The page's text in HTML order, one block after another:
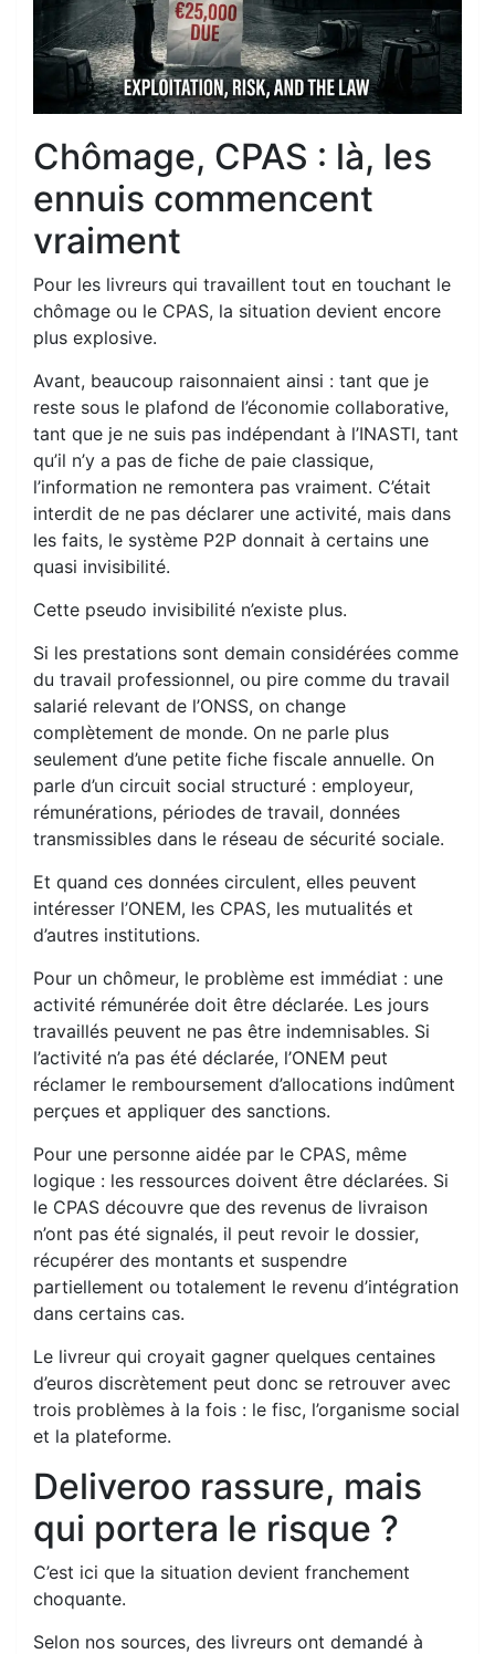
Chômage, CPAS : là, les
ennuis commencent
vraiment
Pour les livreurs qui travaillent tout en touchant le
chômage ou le CPAS, la situation devient encore
plus explosive.
Avant, beaucoup raisonnaient ainsi : tant que je
reste sous le plafond de l’économie collaborative,
tant que je ne suis pas indépendant à l’INASTI, tant
qu’il n’y a pas de fiche de paie classique,
l’information ne remontera pas vraiment. C’était
interdit de ne pas déclarer une activité, mais dans
les faits, le système P2P donnait à certains une
quasi invisibilité.
Cette pseudo invisibilité n’existe plus.
Si les prestations sont demain considérées comme
du travail professionnel, ou pire comme du travail
salarié relevant de l’ONSS, on change
complètement de monde. On ne parle plus
seulement d’une petite fiche fiscale annuelle. On
parle d’un circuit social structuré : employeur,
rémunérations, périodes de travail, données
transmissibles dans le réseau de sécurité sociale.
Et quand ces données circulent, elles peuvent
intéresser l’ONEM, les CPAS, les mutualités et
d’autres institutions.
Pour un chômeur, le problème est immédiat : une
activité rémunérée doit être déclarée. Les jours
travaillés peuvent ne pas être indemnisables. Si
l’activité n’a pas été déclarée, l’ONEM peut
réclamer le remboursement d’allocations indûment
perçues et appliquer des sanctions.
Pour une personne aidée par le CPAS, même
logique : les ressources doivent être déclarées. Si
le CPAS découvre que des revenus de livraison
n’ont pas été signalés, il peut revoir le dossier,
récupérer des montants et suspendre
partiellement ou totalement le revenu d’intégration
dans certains cas.
Le livreur qui croyait gagner quelques centaines
d’euros discrètement peut donc se retrouver avec
trois problèmes à la fois : le fisc, l’organisme social
et la plateforme.
Deliveroo rassure, mais
qui portera le risque ?
C’est ici que la situation devient franchement
choquante.
Selon nos sources, des livreurs ont demandé à